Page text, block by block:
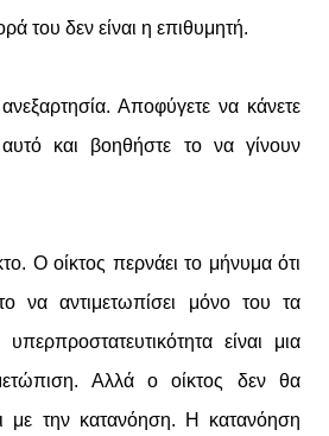
του δεν είναι η επιθυμητή.
Αποφύγετε να κάνετε
και βοηθήστε το να γίνουν
Ο οίκτος περνάει το μήνυμα ότι
να αντιμετωπίσει μόνο του τα
είναι μια
Αλλά ο οίκτος δεν θα
με την κατανόηση. Η κατανόηση